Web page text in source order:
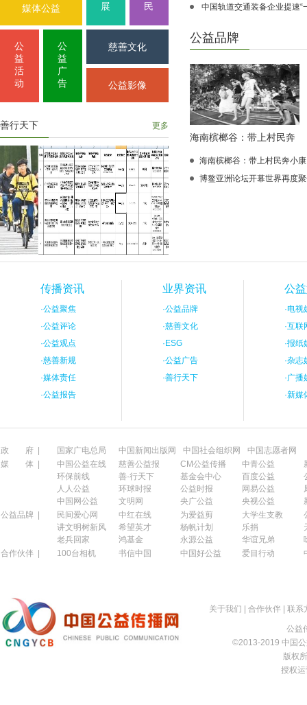
媒体公益
公
益
活
动
公
益
广
告
展
民
慈善文化
公益影像
善行天下 更多
中国轨道交通装备企业提速“
公益品牌
海南槟榔谷：带上村民奔
海南槟榔谷：带上村民奔小康
博鳌亚洲论坛开幕世界再度
传播资讯
·公益聚焦
·公益评论
·公益观点
·慈善新规
·媒体责任
·公益报告
业界资讯
·公益品牌
·慈善文化
· ESG
·公益广告
·善行天下
公
·电视
·互联
·报纸
·杂志
·广播
·新媒
政 府 | 国家广电总局 中国新闻出版网 中国社会组织网
中国志愿者网
媒 体 |
中国公益在线 慈善公益报 CM公益传播 中青公益
环保前线
善·行天下 基金会中心 百度公益
人人公益
环球时报 公益时报 网易公益
中国网公益
文明网 央广公益 央视公益
公益品牌 |
民间爱心网 中红在线 为爱益剪 大学生支教
讲文明树新风
希望英才 杨帆计划 乐捐
老兵回家
鸿基金 永源公益 华谊兄弟
合作伙伴 |
100台相机 书信中国 中国好公益 爱目行动
关于我们 合作伙伴 联系
公益
©2013-2019 中国
版权
授权